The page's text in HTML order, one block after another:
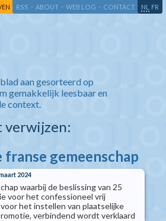
RSS - ABOUT - WEB LOG - CONTACT NL FR
aan gesorteerd op
gemakkelijk leesbaar en
context.
verwijzen:
gemeenschap
2024
waarbij de beslissing van 25
voor het confessioneel vrij
het instellen van plaatselijke
verbindend wordt verklaard